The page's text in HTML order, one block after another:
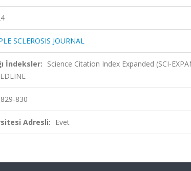
SCLEROSIS JOURNAL
İndeksler: Science Citation Index Expanded (SCI-
830
Adresli: Evet